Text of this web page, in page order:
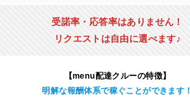
受諾率・応答率はありません！
リクエストは自由に選べます♪
【menu配達クルーの特徴】
明解な報酬体系で稼ぐことができます！